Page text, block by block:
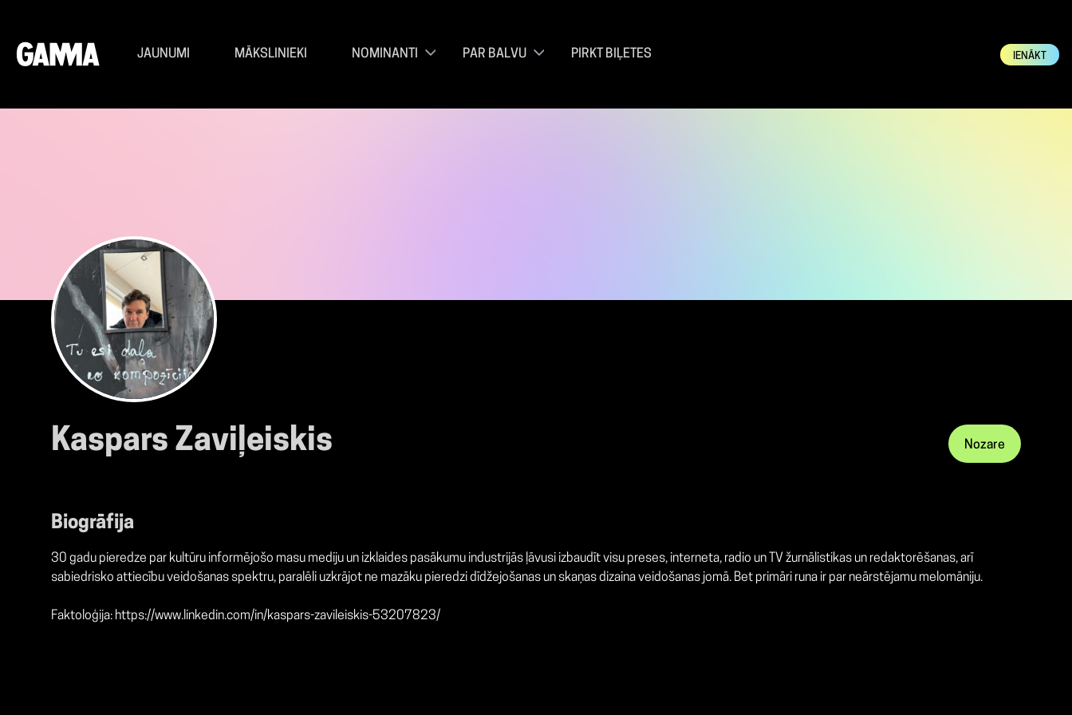
JAUNUMI MĀKSLINIEKI NOMINANTI PAR BALVU PIRKT BIĻETES IENĀKT
Kaspars Zaviļeiskis Nozare
Biogrāfija
30 gadu pieredze par kultūru informējošo masu mediju un izklaides pasākumu industrijās ļāvusi izbaudīt visu preses, interneta, radio un TV žurnālistikas un redaktorēšanas, arī
sabiedrisko attiecību veidošanas spektru, paralēli uzkrājot ne mazāku pieredzi dīdžejošanas un skaņas dizaina veidošanas jomā. Bet primāri runa ir par neārstējamu melomāniju.
Faktoloģija: https://www.linkedin.com/in/kaspars-zavileiskis-53207823/